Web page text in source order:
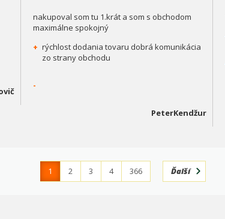
nakupoval som tu 1.krát a som s obchodom
maximálne spokojný
+ rýchlost dodania tovaru dobrá komunikácia
zo strany obchodu
-
PeterKendžur
1 2 3 4 366 Ďalší